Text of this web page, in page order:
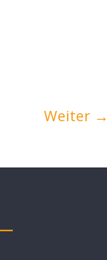
Weiter →